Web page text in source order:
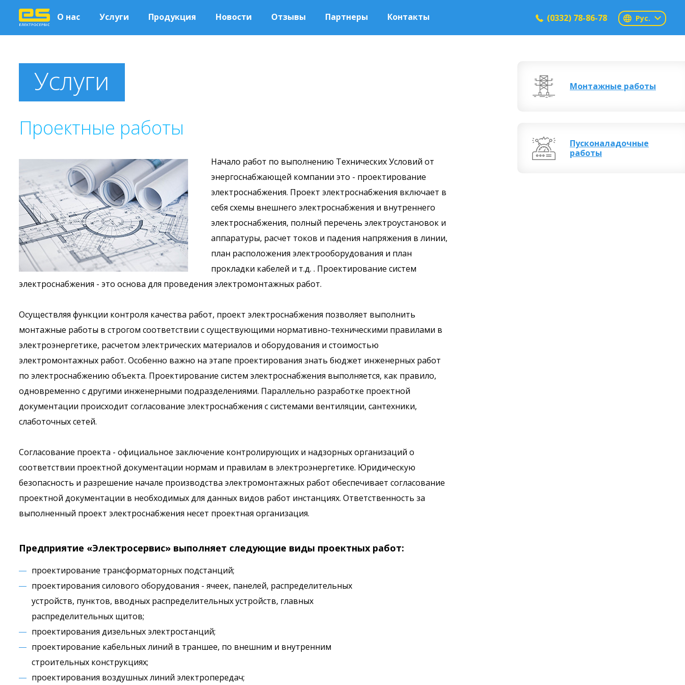
О нас Услуги Продукция Новости Отзывы Партнеры Контакты (0332) 78-86-78 Рус.
Услуги
Проектные работы
Начало работ по выполнению Технических Условий от
энергоснабжающей компании это - проектирование
электроснабжения. Проект электроснабжения включает в
себя схемы внешнего электроснабжения и внутреннего
электроснабжения, полный перечень электроустановок и
аппаратуры, расчет токов и падения напряжения в линии,
план расположения электрооборудования и план
прокладки кабелей и т.д. . Проектирование систем
электроснабжения - это основа для проведения электромонтажных работ.
Осуществляя функции контроля качества работ, проект электроснабжения позволяет выполнить
монтажные работы в строгом соответствии с существующими нормативно-техническими правилами в
электроэнергетике, расчетом электрических материалов и оборудования и стоимостью
электромонтажных работ. Особенно важно на этапе проектирования знать бюджет инженерных работ
по электроснабжению объекта. Проектирование систем электроснабжения выполняется, как правило,
одновременно с другими инженерными подразделениями. Параллельно разработке проектной
документации происходит согласование электроснабжения с системами вентиляции, сантехники,
слаботочных сетей.
Согласование проекта - официальное заключение контролирующих и надзорных организаций о
соответствии проектной документации нормам и правилам в электроэнергетике. Юридическую
безопасность и разрешение начале производства электромонтажных работ обеспечивает согласование
проектной документации в необходимых для данных видов работ инстанциях. Ответственность за
выполненный проект электроснабжения несет проектная организация.
Предприятие «Электросервис» выполняет следующие виды проектных работ:
проектирование трансформаторных подстанций;
проектирования силового оборудования - ячеек, панелей, распределительных
устройств, пунктов, вводных распределительных устройств, главных
распределительных щитов;
проектирования дизельных электростанций;
проектирование кабельных линий в траншее, по внешним и внутренним
строительных конструкциях;
проектирования воздушных линий электропередач;
Монтажные работы
Пусконаладочные
работы